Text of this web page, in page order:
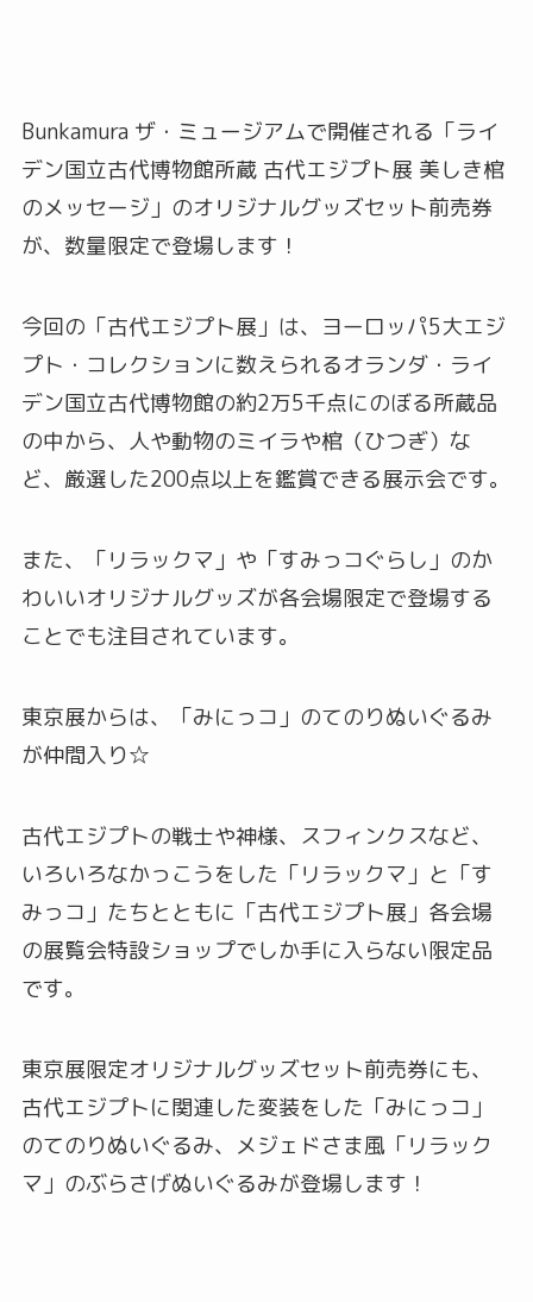
Bunkamura ザ・ミュージアムで開催される「ライ
デン国立古代博物館所蔵 古代エジプト展 美しき棺
のメッセージ」のオリジナルグッズセット前売券
が、数量限定で登場します！
今回の「古代エジプト展」は、ヨーロッパ5大エジ
プト・コレクションに数えられるオランダ・ライ
デン国立古代博物館の約2万5千点にのぼる所蔵品
の中から、人や動物のミイラや棺（ひつぎ）な
ど、厳選した200点以上を鑑賞できる展示会です。
また、「リラックマ」や「すみっコぐらし」のか
わいいオリジナルグッズが各会場限定で登場する
ことでも注目されています。
東京展からは、「みにっコ」のてのりぬいぐるみ
が仲間入り☆
古代エジプトの戦士や神様、スフィンクスなど、
いろいろなかっこうをした「リラックマ」と「す
みっコ」たちとともに「古代エジプト展」各会場
の展覧会特設ショップでしか手に入らない限定品
です。
東京展限定オリジナルグッズセット前売券にも、
古代エジプトに関連した変装をした「みにっコ」
のてのりぬいぐるみ、メジェドさま風「リラック
マ」のぶらさげぬいぐるみが登場します！